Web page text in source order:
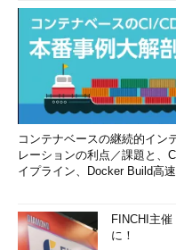
コンテナベースの継続的イン
レーションの利点／課題と、
イプライン、Docker Build高
FINCHI主
に！